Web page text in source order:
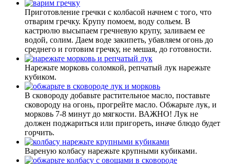
Приготовление гречки с колбасой начнем с того, что
отварим гречку. Крупу помоем, воду сольем. В
кастрюлю высыпаем гречневую крупу, заливаем ее
водой, солим. Даем воде закипеть, убавляем огонь до
среднего и готовим гречку, не мешая, до готовности.
Нарежьте морковь соломкой, репчатый лук нарежьте
кубиком.
В сковороду добавьте растительное масло, поставьте
сковороду на огонь, прогрейте масло. Обжарьте лук, и
морковь 7-8 минут до мягкости. ВАЖНО! Лук не
должен поджариться или пригореть, иначе блюдо будет
горчить.
Вареную колбасу нарежьте крупными кубиками.